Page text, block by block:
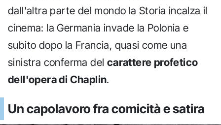
dall'altra parte del mondo la Storia incalza il
cinema: la Germania invade la Polonia e
subito dopo la Francia, quasi come una
sinistra conferma del carattere profetico
dell'opera di Chaplin.
Un capolavoro fra comicità e satira